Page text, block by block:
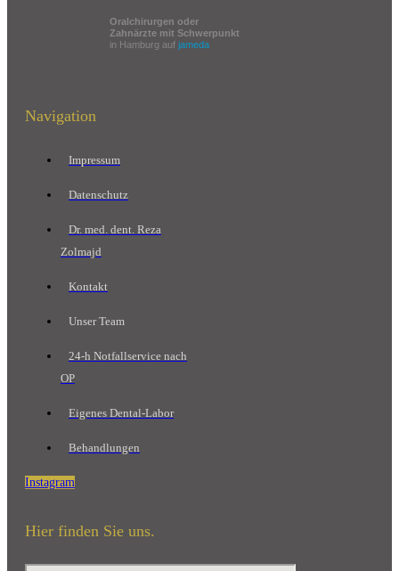
Oralchirurgen oder
Zahnärzte mit Schwerpunkt
in Hamburg auf jameda
Navigation
Impressum
Datenschutz
Dr. med. dent. Reza
Zolmajd
Kontakt
Unser Team
24-h Notfallservice nach
OP
Eigenes Dental-Labor
Behandlungen
Instagram
Hier finden Sie uns.